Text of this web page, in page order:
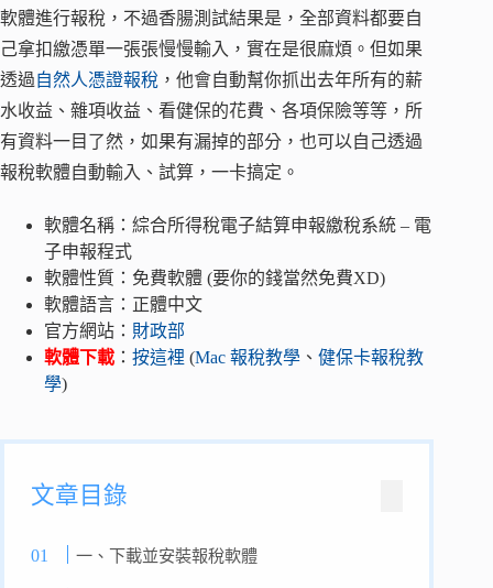
軟體進行報稅，不過香腸測試結果是，全部資料都要自
己拿扣繳憑單一張張慢慢輸入，實在是很麻煩。但如果
透過自然人憑證報稅 ，他會自動幫你抓出去年所有的薪
水收益、雜項收益、看健保的花費、各項保險等等，所
有資料一目了然，如果有漏掉的部分，也可以自己透過
報稅軟體自動輸入、試算，一卡搞定。
軟體名稱：綜合所得稅電子結算申報繳稅系統 – 電
子申報程式
軟體性質：免費軟體 (要你的錢當然免費XD)
軟體語言：正體中文
官方網站： 財政部
軟體下載 ： 按這裡 (Mac 報稅教學 、 健保卡報稅教
學)
文章目錄
一、下載並安裝報稅軟體